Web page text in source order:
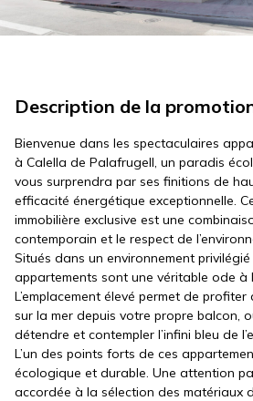
Description de la
Bienvenue dans les spectaculaires
à Calella de Palafrugell, un paradis
vous surprendra par ses finitions de
efficacité énergétique exceptionnelle.
immobilière exclusive est une
contemporain et le respect de
Situés dans un environnement
appartements sont une véritable ode à
L’emplacement élevé permet de
sur la mer depuis votre propre balcon,
détendre et contempler l’infini bleu de
L’un des points forts de ces
écologique et durable. Une attention
accordée à la sélection des matériaux